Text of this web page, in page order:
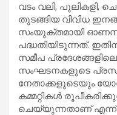
വടം വലി, പുലികളി,
തുടങ്ങിയ വിവിധ
സംയുക്തമായി
പദ്ധതിയിടുന്നത്.
സമീപ
സംഘടനകളുടെ
നേതാക്കളുടെയും
കമ്മറ്റികൾ
ചെയ്യുന്നതാണ് എന്ന്